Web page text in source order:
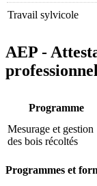
Travail sylvicole
AEP -
Programme
Mesurage et gestion
des bois récoltés
Programmes et